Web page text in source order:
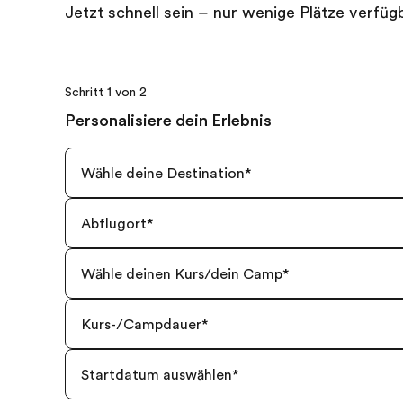
Jetzt schnell sein – nur wenige Plätze
Schritt 1 von 2
Personalisiere dein Erlebnis
Wähle deine Destination*
Abflugort*
Wähle deinen Kurs/dein Camp*
Kurs-/Campdauer*
Startdatum auswählen*